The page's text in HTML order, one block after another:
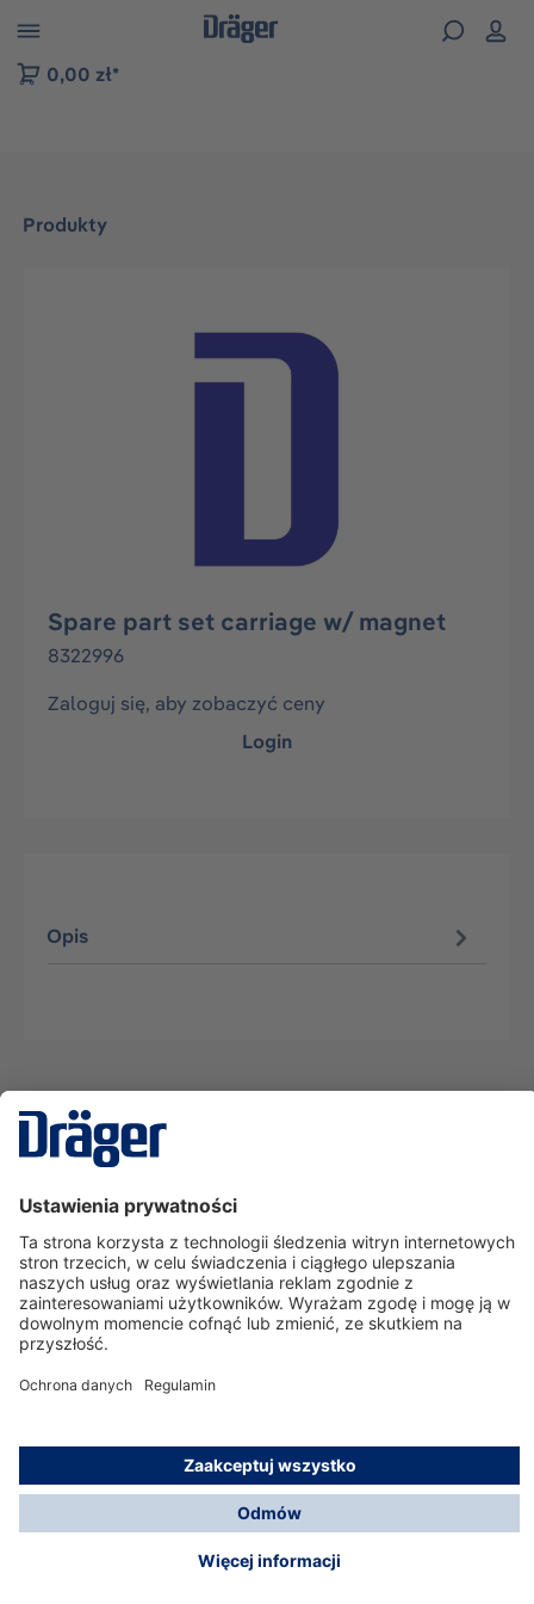
do nawigacji na platformie B2B
0,00 zł*
Produkty
Pomiń galerię zdjęć
Spare part set carriage w/ magnet
8322996
Zaloguj się, aby zobaczyć ceny
Login
Opis
Serwisowa linia hotline
O nas
Korzystanie ze sklepu
© Dräger Polska Sp. z o.o., 2025
*Wszystkie ceny bez VAT, na warunkach opisanych w